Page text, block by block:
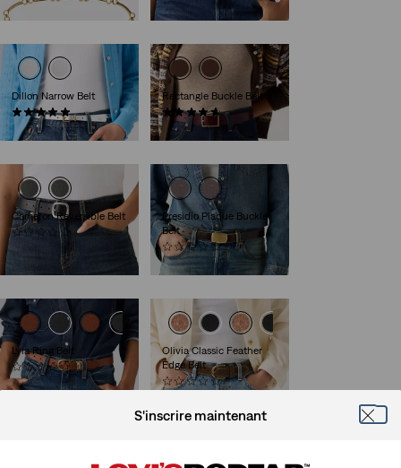
75,00 € 59,00 €
Dillon Narrow Belt
(4)
39,00 €
Rectangle Buckle Belt
(14)
39,00 €
Cameron Reversible Belt
(0)
Presidio Plaque Buckle
Belt
(0)
55,00 €
Lyla Ring Belt
(0)
59,00 €
Olivia Classic Feather
Edge Belt
(0)
S'inscrire maintenant